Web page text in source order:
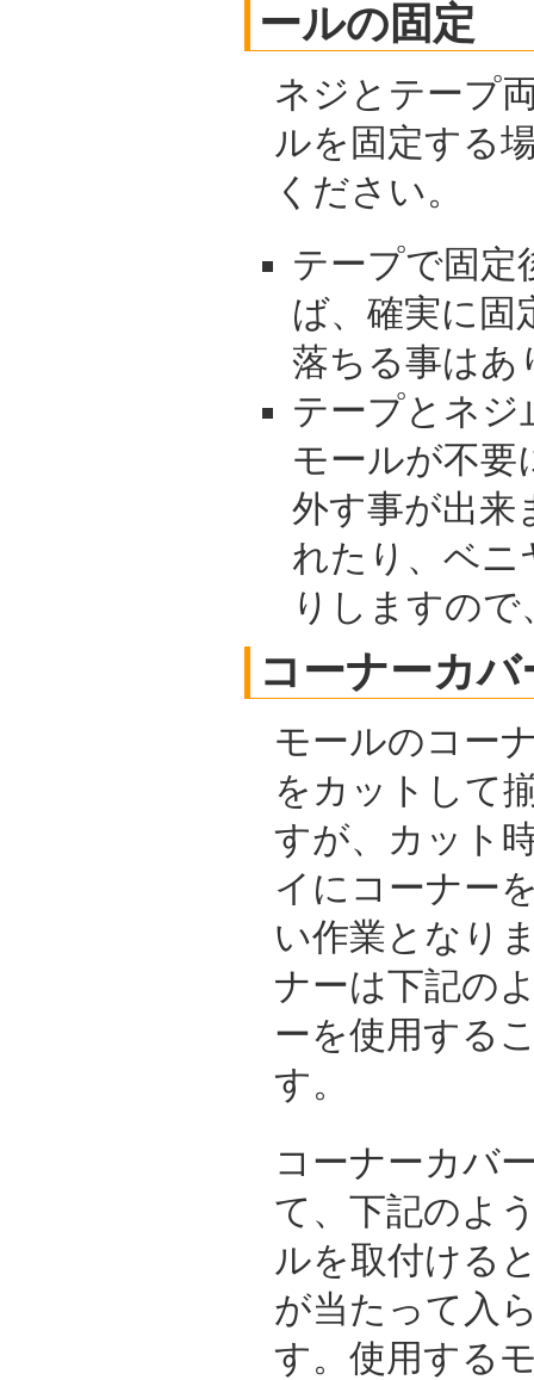
ールの固定
ネジとテープ
ルを固定する
ください。
テープで固定
ば、確実に固
落ちる事はあ
テープとネジ
モールが不要
外す事が出来
れたり、ベニ
りしますの
コーナーカ
モールのコー
をカットして
すが、カット
イにコーナー
い作業となり
ナーは下記の
ーを使用する
す。
コーナーカバ
て、下記のよ
ルを取付ける
が当たって入
す。使用する